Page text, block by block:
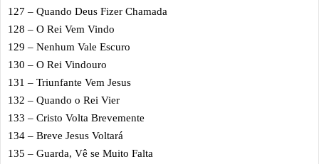
127 – Quando Deus Fizer Chamada
128 – O Rei Vem Vindo
129 – Nenhum Vale Escuro
130 – O Rei Vindouro
131 – Triunfante Vem Jesus
132 – Quando o Rei Vier
133 – Cristo Volta Brevemente
134 – Breve Jesus Voltará
135 – Guarda, Vê se Muito Falta